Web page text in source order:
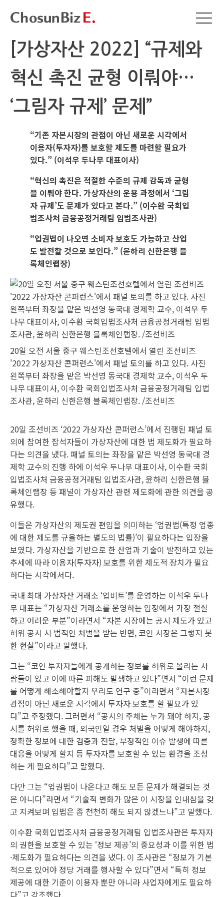
[가상자산 2022] “규제와
혁신 촉진 균형 이뤄야…
‘그림자 규제’ 문제”
“기존 자본시장의 관점이 아닌 새로운 시각에서
이용자(투자자)를 보호할 제도를 마련할 필요가
있다.” (이석우 두나무 대표이사)
“혁신의 촉진은 적절한 수준의 규제 감독과 균형
을 이뤄야 한다. 가상자산의 운용 과정에서 ‘그림
자 규제’도 문제가 있다고 본다.” (이수환 국회입
법조사처 금융공정거래팀 입법조사관)
“업권법이 나오면 소비자 보호도 가능하고 산업
도 발전할 것으로 보인다.” (윤하리 신한은행 블
록체인랩장)
20일 오전 서울 중구 웨스틴조선호텔에서 열린 조선비즈
'2022 가상자산 콘퍼런스'에서 패널 토의를 하고 있다. 사진
왼쪽부터 좌장을 맡은 박선영 동국대 경제학 교수, 이석우 두
나무 대표이사, 이수환 국회입법조사처 금융공정거래팀 입법
조사관, 윤하리 신한은행 블록체인랩장. /조선비즈
20일 조선비즈 ‘2022 가상자산 콘퍼런스’에서 진행된 패널 토
의에 참여한 잠석자들이 가상자산에 대한 법 제도화가 필요하
다는 의견을 냈다. 패널 토의는 좌장을 맡은 박선영 동국대 경
제학 교수의 진행 하에 이석우 두나무 대표이사, 이수환 국회
입법조사처 금융공정거래팀 입법조사관, 윤하리 신한은행 블
록체인랩장 등 패널이 가상자산 관련 제도화에 관한 의견을 공
유했다.
이들은 가상자산의 제도권 편입을 의미하는 ‘업권법(특정 업종
에 대한 제도를 규율하는 별도의 법률)’이 필요하다는 입장을
보였다. 가상자산을 기반으로 한 산업과 기술이 발전하고 있는
추세에 따라 이용자(투자자) 보호를 위한 제도적 장치가 필요
하다는 시각에서다.
국내 최대 가상자산 거래소 ‘업비트’를 운영하는 이석우 두나
무 대표는 “가상자산 거래소를 운영하는 입장에서 가장 절실
하고 어려운 부분”이라면서 “자본 시장에는 공시 제도가 있고
허위 공시 시 법적인 처벌을 받는 반면, 코인 시장은 그렇지 못
한 현실”이라고 말했다.
그는 “코인 투자자들에게 공개하는 정보를 허위로 올리는 사
람들이 있고 이에 따른 피해도 발생하고 있다”면서 “이런 문제
를 어떻게 해소해야할지 우리도 연구 중”이라면서 “자본시장
관점이 아닌 새로운 시각에서 투자자 보호를 할 필요가 있
다”고 주장했다. 그러면서 “공시의 주체는 누가 돼야 하지, 공
시를 허위로 했을 때, 외국인일 경우 처벌을 어떻게 해야하지,
정확한 정보에 대한 검증과 전달, 부정적인 이슈 발생에 따른
대응을 어떻게 할지 등 투자자를 보호할 수 있는 환경을 조성
하는 게 필요하다”고 말했다.
다만 그는 “업권법이 나온다고 해도 모든 문제가 해결되는 것
은 아니다”라면서 “기술적 변화가 많은 이 시장을 인내심을 갖
고 지켜보며 입법은 좀 천천히 해도 되지 않겠느냐”고 말했다.
이수환 국회입법조사처 금융공정거래팀 입법조사관은 투자자
의 권한을 보호할 수 있는 ‘정보 제공’의 중요성과 이를 위한 법
·제도화가 필요하다는 의견을 냈다. 이 조사관은 “정보가 기본
적으로 있어야 정당 거래를 행사할 수 있다”면서 “특히 정보
제공에 대한 기준이 이용자 뿐만 아니라 사업자에게도 필요하
다”고 강조했다.